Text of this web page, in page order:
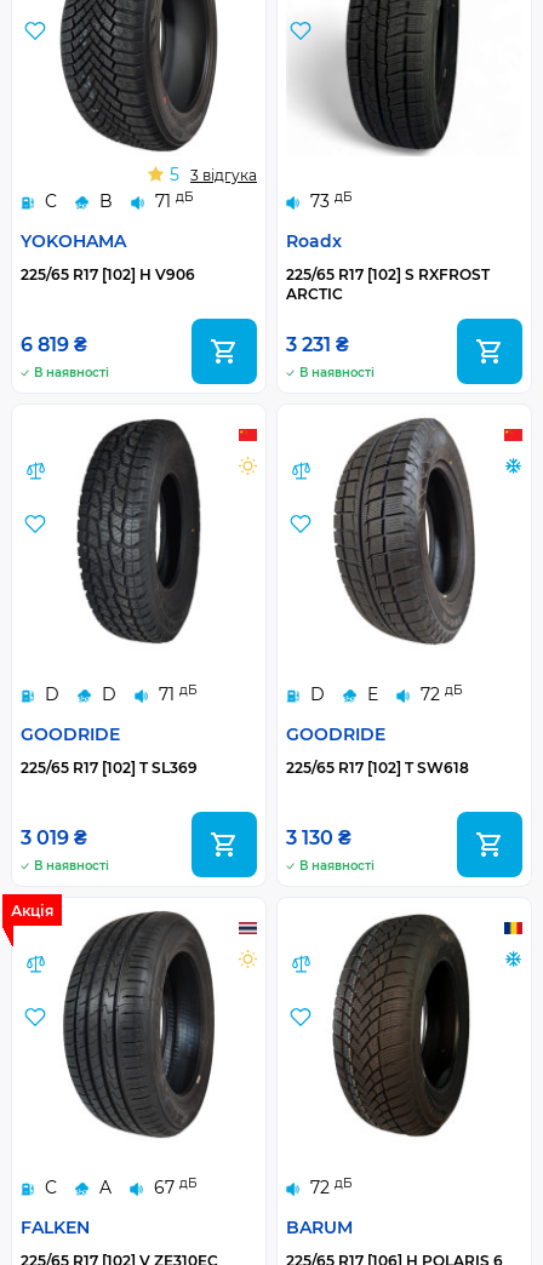
C B 71 дБ
YOKOHAMA
5 3 відгука
225/65 R17 [102] H V906
6 819 ₴
В наявності
73 дБ
Roadx
225/65 R17 [102] S RXFROST
ARCTIC
3 231 ₴
В наявності
D D 71 дБ
GOODRIDE
225/65 R17 [102] T SL369
3 019 ₴
В наявності
D E 72 дБ
GOODRIDE
225/65 R17 [102] T SW618
3 130 ₴
В наявності
Акція
C A 67 дБ
FALKEN
225/65 R17 [102] V ZE310EC
72 дБ
BARUM
225/65 R17 [106] H POLARIS 6